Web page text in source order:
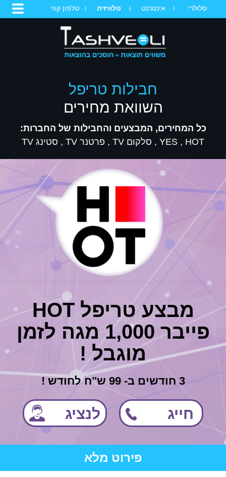
סלולרי אינטרנט טלוויזיה טלפון קווי
חבילות טריפל
השוואת מחירים
כל המחירים, המבצעים והחבילות של החברות:
YES , HOT , סלקום TV , פרטנר TV , סטינג TV
מבצע טריפל HOT
פייבר 1,000 מגה לזמן
מוגבל !
3 חודשים ב- 99 ש"ח לחודש !
חייג לנציג
פירוט מלא